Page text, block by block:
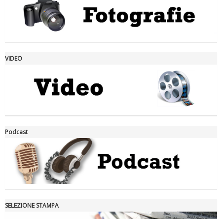
VIDEO
Podcast
SELEZIONE STAMPA